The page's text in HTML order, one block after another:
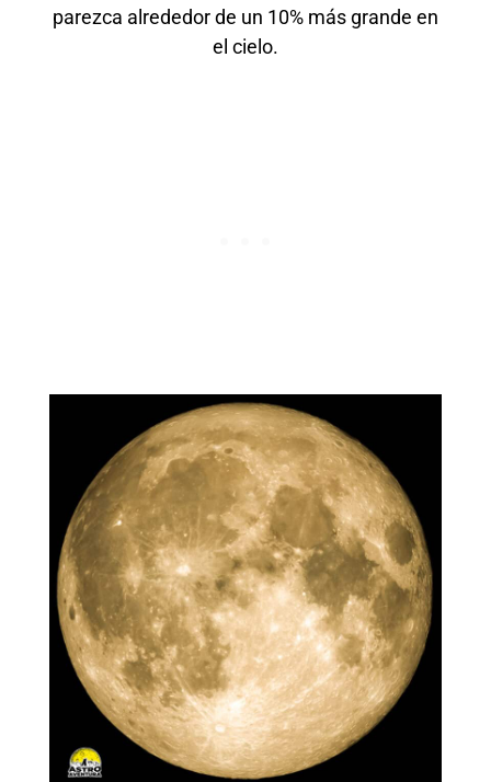
parezca alrededor de un 10% más grande en
el cielo.